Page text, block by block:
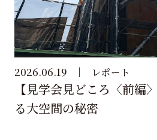
2026.06.19 レポート
【見学会見どころ〈前編
る大空間の秘密